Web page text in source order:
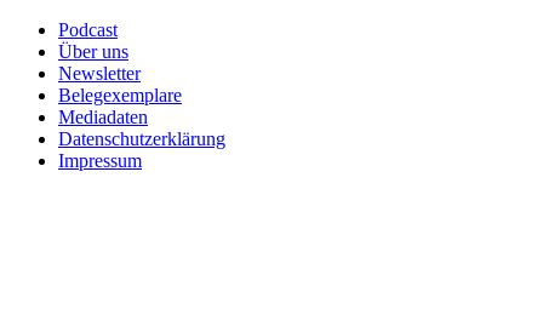
Podcast
Über uns
Newsletter
Belegexemplare
Mediadaten
Datenschutzerklärung
Impressum